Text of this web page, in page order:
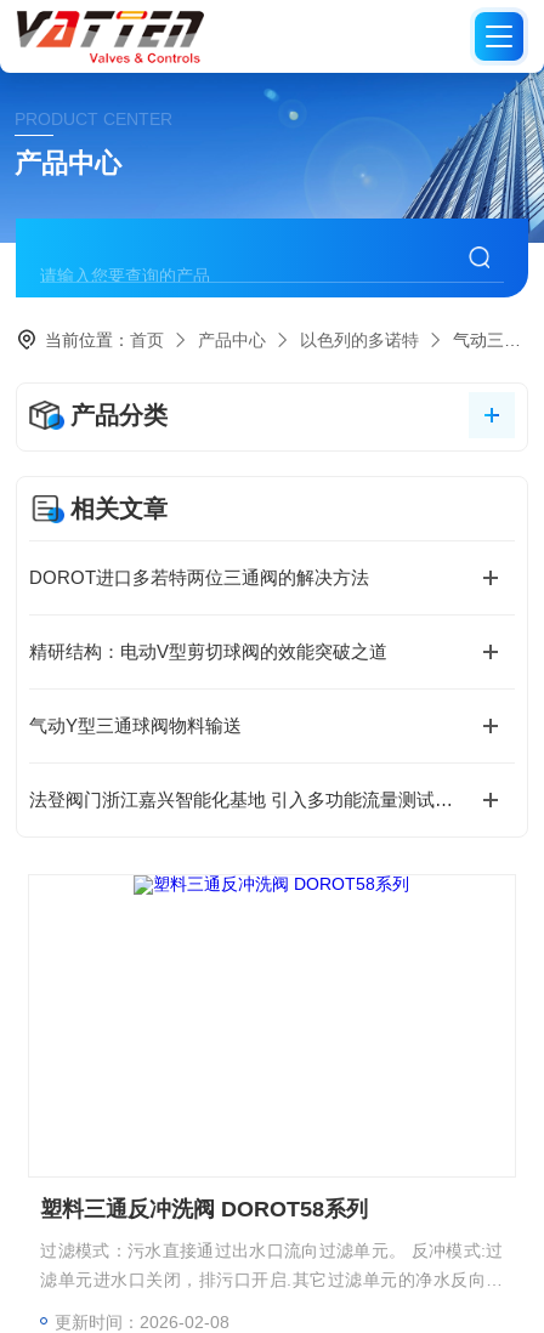
PRODUCT CENTER
产品中心
当前位置：首页 产品中心 以色列的多诺特 气动三通反冲洗阀
产品分类
相关文章
DOROT进口多若特两位三通阀的解决方法
精研结构：电动V型剪切球阀的效能突破之道
气动Y型三通球阀物料输送
法登阀门浙江嘉兴智能化基地 引入多功能流量测试及控制系统
塑料三通反冲洗阀 DOROT58系列
过滤模式：污水直接通过出水口流向过滤单元。 反冲模式:过
滤单元进水口关闭，排污口开启.其它过滤单元的净水反向，
更新时间：2026-02-08